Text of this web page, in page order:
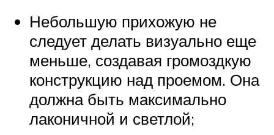
Небольшую прихожую не
следует делать визуально еще
меньше, создавая громоздкую
конструкцию над проемом. Она
должна быть максимально
лаконичной и светлой;